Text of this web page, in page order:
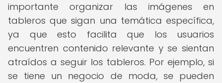
importante organizar las imágenes en
tableros que sigan una temática específica,
ya que esto facilita que los usuarios
encuentren contenido relevante y se sientan
atraídos a seguir los tableros. Por ejemplo, si
se tiene un negocio de moda, se pueden